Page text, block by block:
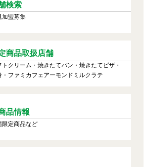
検索
加盟募集
商品取扱店舗
トクリーム・焼きたてパン・焼きたてピザ・
・ファミカフェアーモンドミルクラテ
品情報
限定商品など